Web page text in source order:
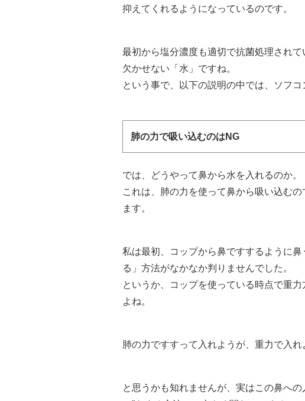
抑えてくれるようになっているのです。
最初から塩分濃度も適切で抗菌処理され
欠かせない「水」ですね。
という事で、以下の説明の中では、ソフ
肺の力で吸い込むのはNG
では、どうやって鼻から水を入れるのか。
これは、肺の力を使って鼻から吸い込む
ます。
私は最初、コップから鼻ですするように
る」方法がなかなか判りませんでした。
というか、コップを使っている時点で重
よね。
肺の力ですすって入れようが、重力で入
と思うかも知れませんが、実はこの鼻へ